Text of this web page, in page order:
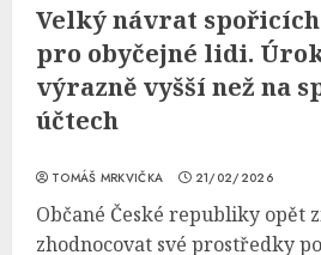
Velký návrat
pro obyčejné lidi.
výrazně vyšší než na
účtech
TOMÁŠ MRKVIČKA 21/02/2026
Občané České republiky opět
zhodnocovat své prostředky